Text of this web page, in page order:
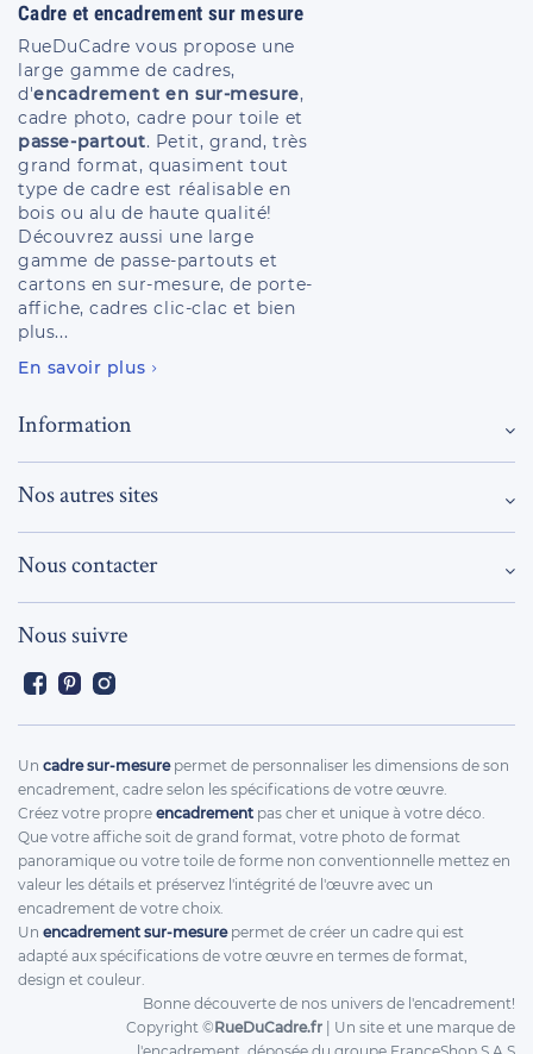
Cadre et encadrement sur mesure
RueDuCadre vous propose une
large gamme de cadres,
d'encadrement en sur-mesure,
cadre photo, cadre pour toile et
passe-partout. Petit, grand, très
grand format, quasiment tout
type de cadre est réalisable en
bois ou alu de haute qualité!
Découvrez aussi une large
gamme de passe-partouts et
cartons en sur-mesure, de porte-
affiche, cadres clic-clac et bien
plus...
En savoir plus
Information
Nos autres sites
Nous contacter
Nous suivre
FacebookPinterest
Un cadre sur-mesurepermet de personnaliser les dimensions de son
encadrement, cadre selon les spécifications de votre œuvre.
Créez votre propre encadrement pas cher et unique à votre déco.
Que votre affiche soit de grand format, votre photo de format
panoramique ou votre toile de forme non conventionnelle mettez en
valeur les détails et préservez l'intégrité de l'œuvre avec un
encadrement de votre choix.
Un encadrement sur-mesurepermet de créer un cadre qui est
adapté aux spécifications de votre œuvre en termes de format,
design et couleur.
Bonne découverte de nos univers de l'encadrement!
Copyright ©RueDuCadre.fr | Un site et une marque de